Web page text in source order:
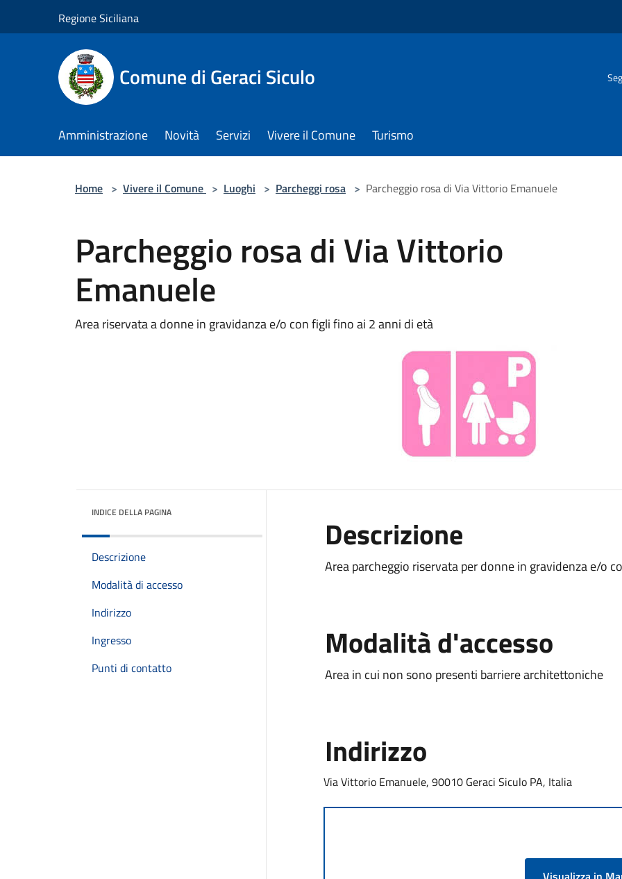
Regione Siciliana
Comune di Geraci Siculo
Amministrazione Novità Servizi Vivere il Comune Turismo
Home > Vivere il Comune > Luoghi > Parcheggi rosa > Parcheggio rosa di Via Vittorio Emanuele
Parcheggio rosa di Via Vittorio
Emanuele
Area riservata a donne in gravidanza e/o con figli fino ai 2 anni di età
INDICE DELLA PAGINA
Descrizione
Modalità di accesso
Indirizzo
Ingresso
Punti di contatto
Descrizione
Area parcheggio riservata per donne in gravidenza e/o
Modalità d'accesso
Area in cui non sono presenti barriere architettoniche
Indirizzo
Via Vittorio Emanuele, 90010 Geraci Siculo PA, Italia